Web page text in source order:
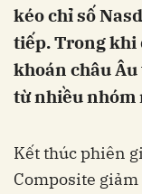
kéo chỉ số
tiếp. Trong khi
khoán châu
từ nhiều nhóm
Kết thúc phiên
Composite